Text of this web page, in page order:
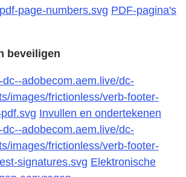
page-numbers.svg PDF-pagina's
beveiligen
dc--adobecom.aem.live/dc-
images/frictionless/verb-footer-
Invullen en ondertekenen
dc--adobecom.aem.live/dc-
images/frictionless/verb-footer-
signatures.svg Elektronische